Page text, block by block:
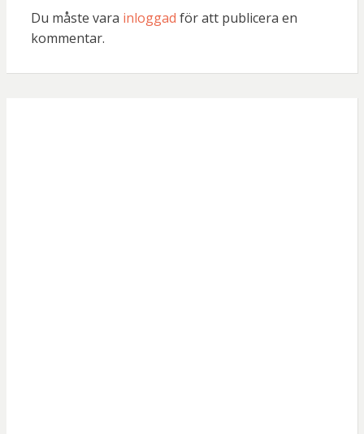
Du måste vara inloggad för att publicera en
kommentar.